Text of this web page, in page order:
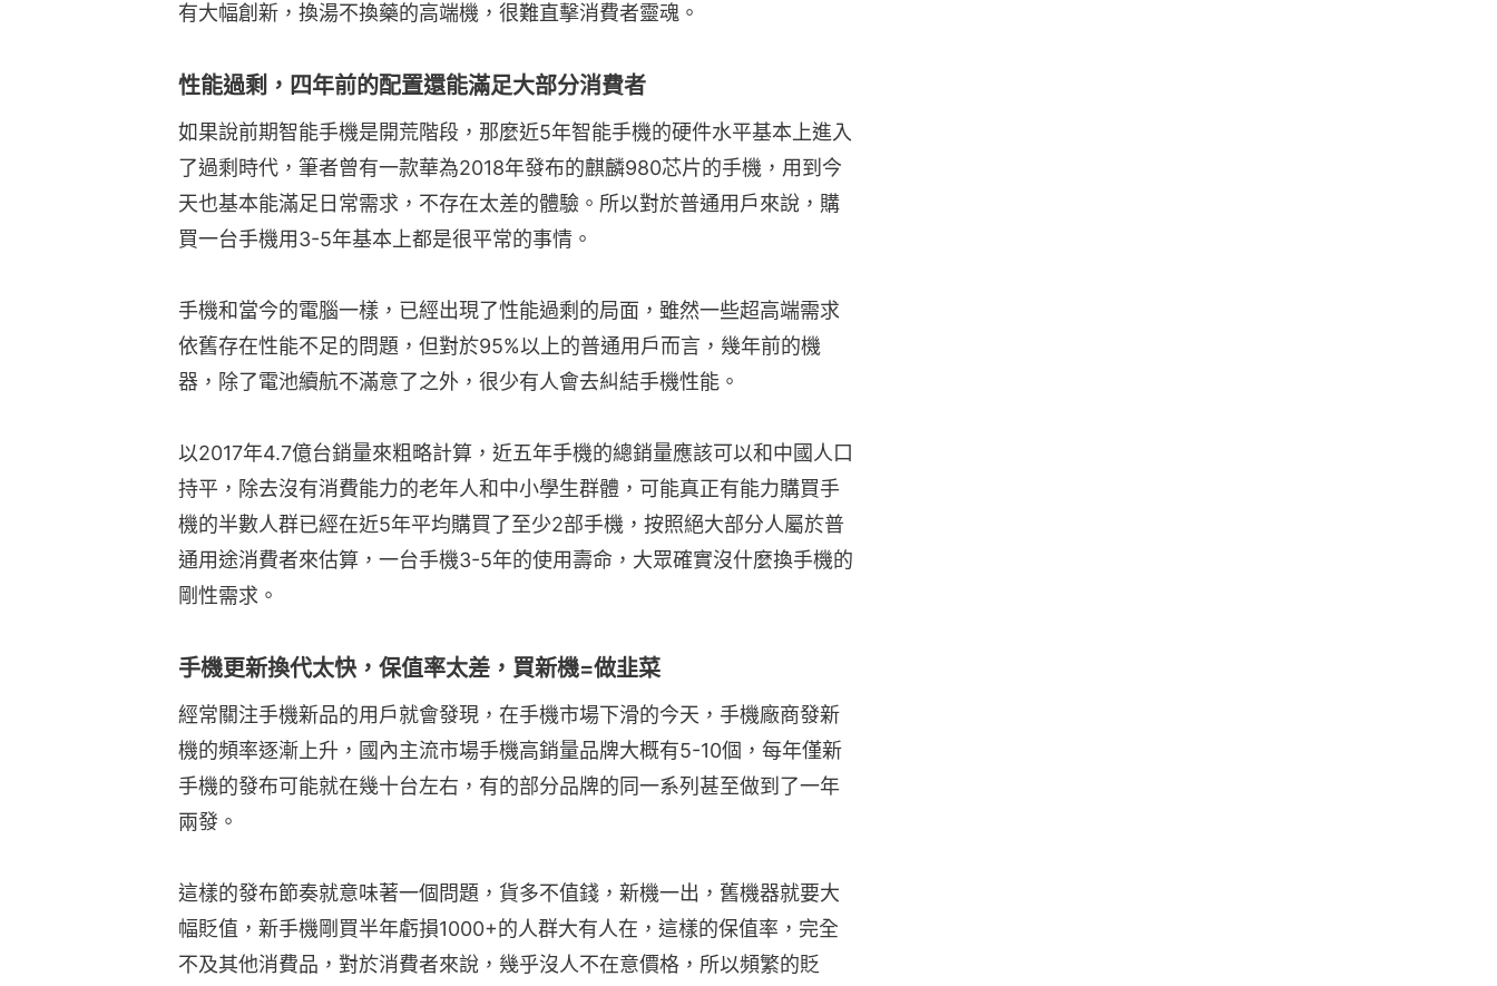
有大幅創新，換湯不換藥的高端機，很難直擊消費者靈魂。
性能過剩，四年前的配置還能滿足大部分消費者
如果說前期智能手機是開荒階段，那麼近5年智能手機的硬件水平基本上進入
了過剩時代，筆者曾有一款華為2018年發布的麒麟980芯片的手機，用到今
天也基本能滿足日常需求，不存在太差的體驗。所以對於普通用戶來說，購
買一台手機用3-5年基本上都是很平常的事情。
手機和當今的電腦一樣，已經出現了性能過剩的局面，雖然一些超高端需求
依舊存在性能不足的問題，但對於95%以上的普通用戶而言，幾年前的機
器，除了電池續航不滿意了之外，很少有人會去糾結手機性能。
以2017年4.7億台銷量來粗略計算，近五年手機的總銷量應該可以和中國人口
持平，除去沒有消費能力的老年人和中小學生群體，可能真正有能力購買手
機的半數人群已經在近5年平均購買了至少2部手機，按照絕大部分人屬於普
通用途消費者來估算，一台手機3-5年的使用壽命，大眾確實沒什麼換手機的
剛性需求。
手機更新換代太快，保值率太差，買新機=做韭菜
經常關注手機新品的用戶就會發現，在手機市場下滑的今天，手機廠商發新
機的頻率逐漸上升，國內主流市場手機高銷量品牌大概有5-10個，每年僅新
手機的發布可能就在幾十台左右，有的部分品牌的同一系列甚至做到了一年
兩發。
這樣的發布節奏就意味著一個問題，貨多不值錢，新機一出，舊機器就要大
幅貶值，新手機剛買半年虧損1000+的人群大有人在，這樣的保值率，完全
不及其他消費品，對於消費者來說，幾乎沒人不在意價格，所以頻繁的貶